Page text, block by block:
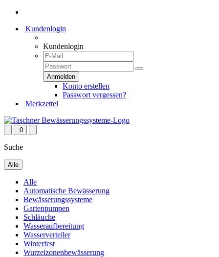
Kundenlogin
Kundenlogin
Konto erstellen
Passwort vergessen?
Merkzettel
0
Suche
Alle
Alle
Automatische Bewässerung
Bewässerungssysteme
Gartenpumpen
Schläuche
Wasseraufbereitung
Wasserverteiler
Winterfest
Wurzelzonenbewässerung